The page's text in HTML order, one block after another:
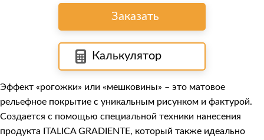
Заказать
Калькулятор
Эффект «рогожки» или «мешковины» – это матовое
рельефное покрытие с уникальным рисунком и фактурой.
Создается с помощью специальной техники нанесения
продукта ITALICA GRADIENTE, который также идеально